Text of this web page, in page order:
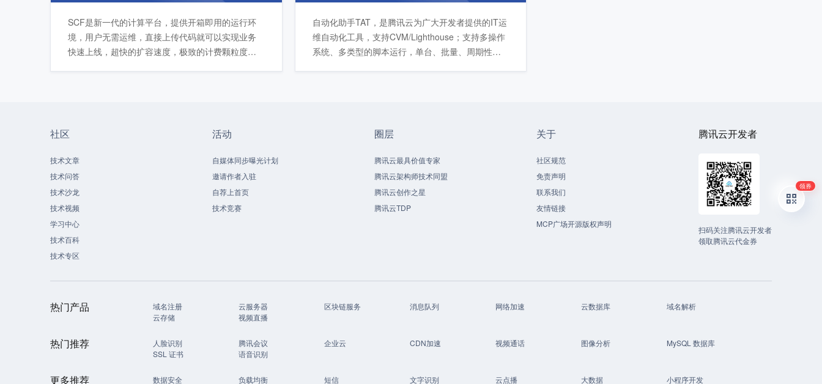
SCF是新一代的计算平台，提供开箱即用的运行环
境，用户无需运维，直接上传代码就可以实现业务
快速上线，超快的扩容速度，极致的计费颗粒度，
自动化助手TAT，是腾讯云为广大开发者提供的IT运
维自动化工具，支持CVM/Lighthouse；支持多操作
系统、多类型的脚本运行，单台、批量、周期性命
社区
技术文章
技术问答
技术沙龙
技术视频
学习中心
技术百科
技术专区
活动
自媒体同步曝光计划
邀请作者入驻
自荐上首页
技术竞赛
圈层
腾讯云最具价值专家
腾讯云架构师技术同盟
腾讯云创作之星
腾讯云TDP
关于
社区规范
免责声明
联系我们
友情链接
MCP广场开源版权声明
腾讯云开发者
扫码关注腾讯云开发者
领取腾讯云代金券
热门产品 域名注册 云服务器 区块链服务 消息队列 网络加速 云数据库
域名解析
云存储
视频直播
热门推荐 人脸识别 腾讯会议 企业云 CDN加速 视频通话 图像分析
MySQL 数据库
SSL 证书
语音识别
更多推荐 数据安全 负载均衡 短信 文字识别 云点播 大数据 小程序开发
领券